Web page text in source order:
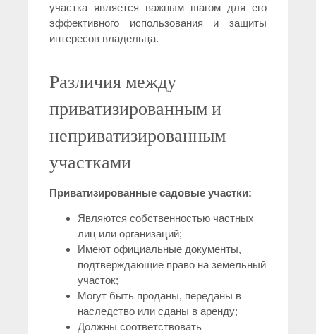
участка является важным шагом для его
эффективного использования и защиты
интересов владельца.
Различия между
приватизированным и
неприватизированным
участками
Приватизированные садовые участки:
Являются собственностью частных
лиц или организаций;
Имеют официальные документы,
подтверждающие право на земельный
участок;
Могут быть проданы, переданы в
наследство или сданы в аренду;
Должны соответствовать